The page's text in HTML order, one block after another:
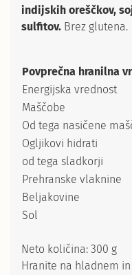
indijskih oreščkov,
sulfitov. Brez glutena.
Povprečna hranilna
Energijska vrednost
Maščobe
Od tega nasičene
Ogljikovi hidrati
od tega sladkorji
Prehranske vlaknine
Beljakovine
Sol
Neto količina: 300 g
Hranite na hladnem